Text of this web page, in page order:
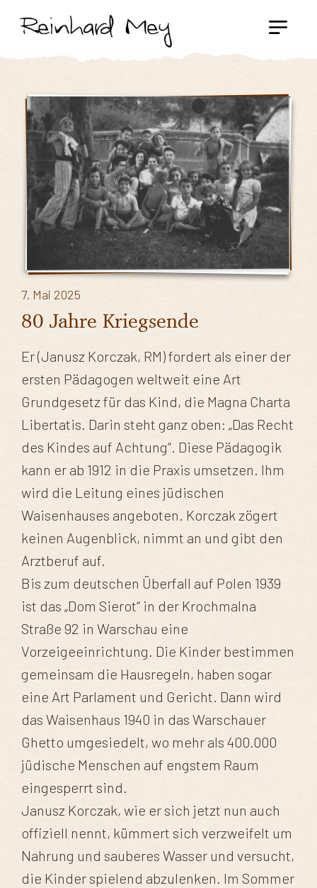
7. Mai 2025
80 Jahre Kriegsende
Er (Janusz Korczak, RM) fordert als einer der
ersten Pädagogen weltweit eine Art
Grundgesetz für das Kind, die Magna Charta
Libertatis. Darin steht ganz oben: „Das Recht
des Kindes auf Achtung“. Diese Pädagogik
kann er ab 1912 in die Praxis umsetzen. Ihm
wird die Leitung eines jüdischen
Waisenhauses angeboten. Korczak zögert
keinen Augenblick, nimmt an und gibt den
Arztberuf auf.
Bis zum deutschen Überfall auf Polen 1939
ist das „Dom Sierot“ in der Krochmalna
Straße 92 in Warschau eine
Vorzeigeeinrichtung. Die Kinder bestimmen
gemeinsam die Hausregeln, haben sogar
eine Art Parlament und Gericht. Dann wird
das Waisenhaus 1940 in das Warschauer
Ghetto umgesiedelt, wo mehr als 400.000
jüdische Menschen auf engstem Raum
eingesperrt sind.
Janusz Korczak, wie er sich jetzt nun auch
offiziell nennt, kümmert sich verzweifelt um
Nahrung und sauberes Wasser und versucht,
die Kinder spielend abzulenken. Im Sommer